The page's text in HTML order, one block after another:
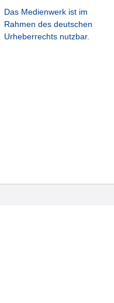
Das Medienwerk ist im
Rahmen des deutschen
Urheberrechts nutzbar.